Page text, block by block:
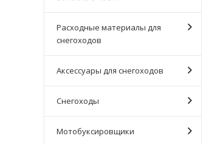
Расходные материалы для
снегоходов
Аксессуары для снегоходов
Снегоходы
Мотобуксировщики